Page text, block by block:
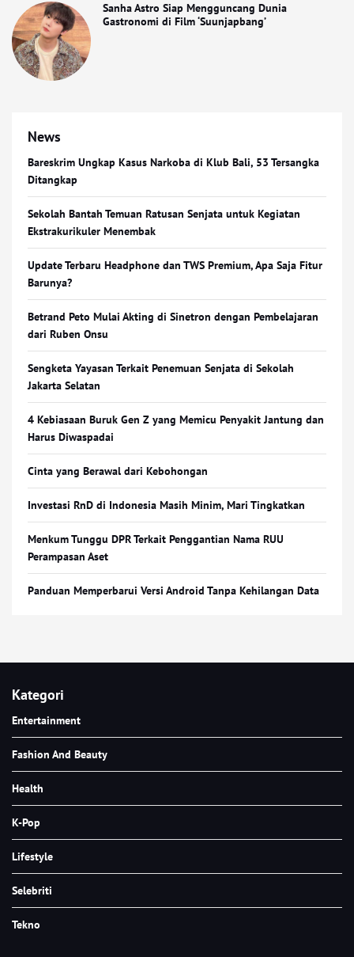
Sanha Astro Siap Mengguncang Dunia
Gastronomi di Film ‘Suunjapbang’
News
Bareskrim Ungkap Kasus Narkoba di Klub Bali, 53 Tersangka
Ditangkap
Sekolah Bantah Temuan Ratusan Senjata untuk Kegiatan
Ekstrakurikuler Menembak
Update Terbaru Headphone dan TWS Premium, Apa Saja Fitur
Barunya?
Betrand Peto Mulai Akting di Sinetron dengan Pembelajaran
dari Ruben Onsu
Sengketa Yayasan Terkait Penemuan Senjata di Sekolah
Jakarta Selatan
4 Kebiasaan Buruk Gen Z yang Memicu Penyakit Jantung dan
Harus Diwaspadai
Cinta yang Berawal dari Kebohongan
Investasi RnD di Indonesia Masih Minim, Mari Tingkatkan
Menkum Tunggu DPR Terkait Penggantian Nama RUU
Perampasan Aset
Panduan Memperbarui Versi Android Tanpa Kehilangan Data
Kategori
Entertainment
Fashion And Beauty
Health
K-Pop
Lifestyle
Selebriti
Tekno